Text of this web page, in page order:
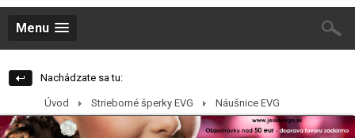
Menu
Nachádzate sa tu:
Úvod Strieborné šperky EVG Náušnice EVG